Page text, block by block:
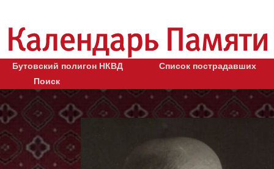
Бутовский полигон НКВД
Список пострадавших
Поиск